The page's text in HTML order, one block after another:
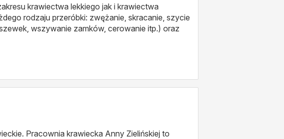
krawiectwa lekkiego jak i krawiectwa
rodzaju przeróbki: zwężanie, skracanie, szycie
wszywanie zamków, cerowanie itp.) oraz
Pracownia krawiecka Anny Zielińskiej to